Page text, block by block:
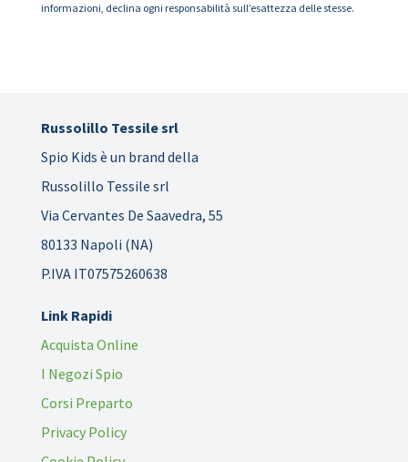
informazioni, declina ogni responsabilità sull’esattezza delle stesse.
Russolillo Tessile srl
Spio Kids è un brand della
Russolillo Tessile srl
Via Cervantes De Saavedra, 55
80133 Napoli (NA)
P.IVA IT07575260638
Link Rapidi
Acquista Online
I Negozi Spio
Corsi Preparto
Privacy Policy